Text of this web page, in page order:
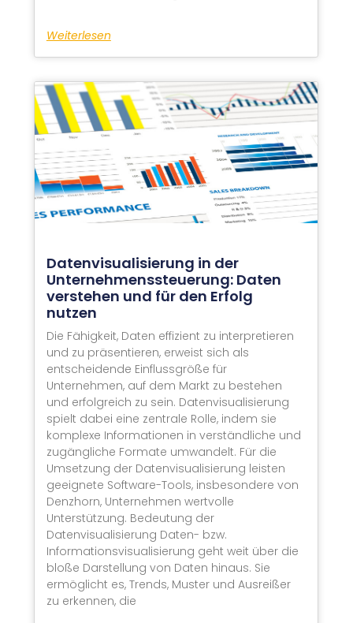
Weiterlesen
Datenvisualisierung in der
Unternehmenssteuerung: Daten
verstehen und für den Erfolg
nutzen
Die Fähigkeit, Daten effizient zu interpretieren
und zu präsentieren, erweist sich als
entscheidende Einflussgröße für
Unternehmen, auf dem Markt zu bestehen
und erfolgreich zu sein. Datenvisualisierung
spielt dabei eine zentrale Rolle, indem sie
komplexe Informationen in verständliche und
zugängliche Formate umwandelt. Für die
Umsetzung der Datenvisualisierung leisten
geeignete Software-Tools, insbesondere von
Denzhorn, Unternehmen wertvolle
Unterstützung. Bedeutung der
Datenvisualisierung Daten- bzw.
Informationsvisualisierung geht weit über die
bloße Darstellung von Daten hinaus. Sie
ermöglicht es, Trends, Muster und Ausreißer
zu erkennen, die